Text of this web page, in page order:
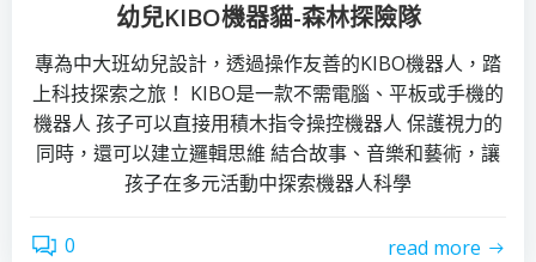
幼兒KIBO機器貓-森林探險隊
專為中大班幼兒設計，透過操作友善的KIBO機器人，踏
上科技探索之旅！ KIBO是一款不需電腦、平板或手機的
機器人 孩子可以直接用積木指令操控機器人 保護視力的
同時，還可以建立邏輯思維 結合故事、音樂和藝術，讓
孩子在多元活動中探索機器人科學
0 read more